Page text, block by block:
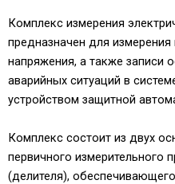
Комплекс измерения
предназначен для
напряжения, а также записи
аварийных ситуаций в
устройством защитной
Комплекс состоит из двух
первичного измерительного
(делителя),